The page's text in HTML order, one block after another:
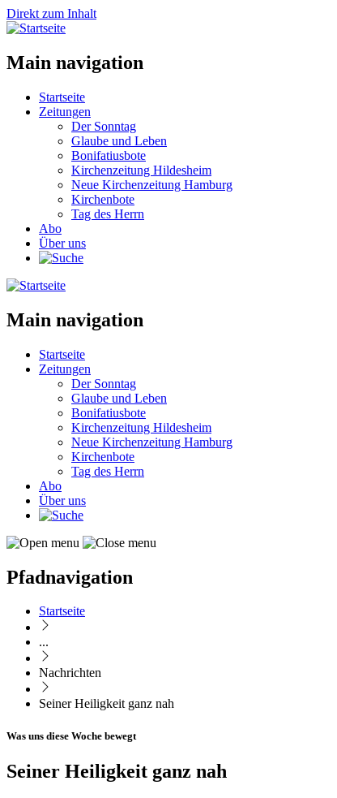
Direkt zum Inhalt
Main navigation
Startseite
Zeitungen
Der Sonntag
Glaube und Leben
Bonifatiusbote
Kirchenzeitung Hildesheim
Neue Kirchenzeitung Hamburg
Kirchenbote
Tag des Herrn
Abo
Über uns
Main navigation
Startseite
Zeitungen
Der Sonntag
Glaube und Leben
Bonifatiusbote
Kirchenzeitung Hildesheim
Neue Kirchenzeitung Hamburg
Kirchenbote
Tag des Herrn
Abo
Über uns
Pfadnavigation
Startseite
...
Nachrichten
Seiner Heiligkeit ganz nah
Was uns diese Woche bewegt
Seiner Heiligkeit ganz nah